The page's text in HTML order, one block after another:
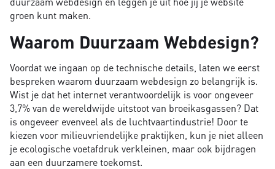
groen kunt maken.
Waarom Duurzaam Webdesign?
Voordat we ingaan op de technische details, laten we eerst
bespreken waarom duurzaam webdesign zo belangrijk is.
Wist je dat het internet verantwoordelijk is voor ongeveer
3,7% van de wereldwijde uitstoot van broeikasgassen? Dat
is ongeveer evenveel als de luchtvaartindustrie! Door te
kiezen voor milieuvriendelijke praktijken, kun je niet alleen
je ecologische voetafdruk verkleinen, maar ook bijdragen
aan een duurzamere toekomst.